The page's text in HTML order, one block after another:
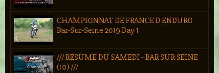
CHAMPIONNAT DE FRANCE D'ENDURO
Bar-Sur-Seine 2019 Day 1
/// RESUME DU SAMEDI - BAR SUR SEINE
(10) ///